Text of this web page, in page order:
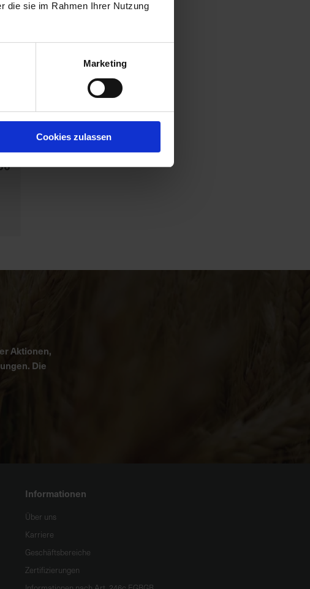
die sie im Rahmen Ihrer Nutzung
Marketing
Cookies zulassen
Aktionen,
Die
Informationen
Über uns
Karriere
Geschäftsbereiche
Zertifizierungen